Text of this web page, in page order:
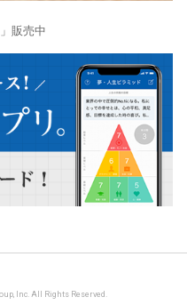
販売中
Inc. All Rights Reserved.